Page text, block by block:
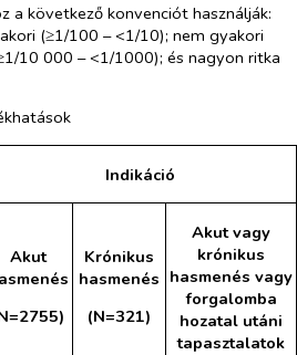
a következő konvenciót használják:
(≥1/100 – <1/10); nem gyakori
10 000 – <1/1000); és nagyon ritka
Indikáció
Akut
Krónikus
hasmenés
(N=321)
Akut vagy
krónikus
hasmenés vagy
forgalomba
hozatal utáni
tapasztalatok